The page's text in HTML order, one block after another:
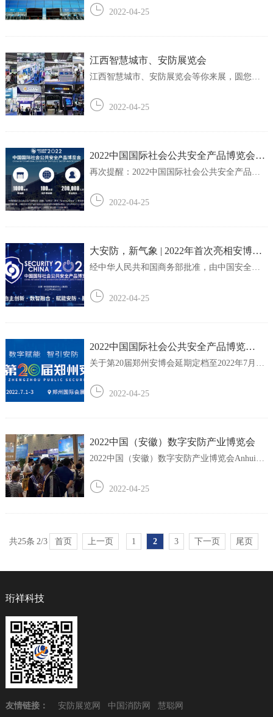
题的第二十三届中国国际高新技术成果交易会
（简称“高交会”）。本次展会上，珩祥科技携电
2022-04-25
江西智慧城市、安防展览会
江西智慧城市、安防展览会等你来展，圆您会
更、延期或取消的情况，参展参观前请联系主
办方核实！关注会展号了解展会动态。在国家
融...
2022-04-25
2022中国国际社会公共安全产品博览会同
期拟举办活动一览（筹划中）
再次提醒：2022中国国际社会公共安全产品博
请各参展商务必按照最新展期布展！主论坛：
2022中国安防高峰论坛以政府主管部门及各地
2022-04-25
大安防，新气象 | 2022年首次亮相安博会
的“智能芯片展区“已成规模，强者云集！
经中华人民共和国商务部批准，由中国安全防
公共安全产品博览会（简称：安博会）将于
2022年8月9-12日在北京-中国国际展览中心（新
2022-04-25
2022中国国际社会公共安全产品博览
会“安防无人系统展区”邀请函
关于第20届郑州安博会延期定档至2022年7月1-3
伴：为响应政府部门关于当前疫情防控工作的
要求，同时为切实保障参展企业的展览效果、
2022-04-25
2022中国（安徽）数字安防产业博览会
2022中国（安徽）数字安防产业博览会Anhui
安防展会时间：2022年10月13日-17日（13日-14
日布展、15日-17日展览）展会地点：合肥滨湖
2022-04-25
共25条 2/3 首页 上一页 1 2 3 下一页 尾页
珩祥科技
友情链接： 安防展览网 中国消防网 慧聪网